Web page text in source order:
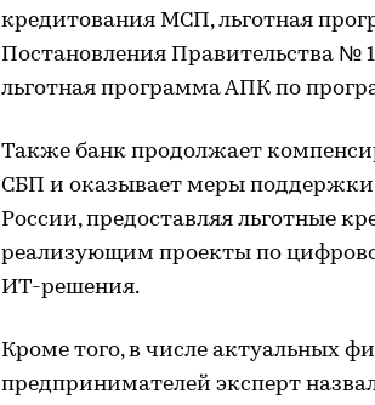
кредитования МСП, льготная
Постановления Правительства №
льготная программа АПК по
Также банк продолжает
СБП и оказывает меры
России, предоставляя льготные
реализующим проекты по
ИТ-решения.
Кроме того, в числе актуальных
предпринимателей эксперт